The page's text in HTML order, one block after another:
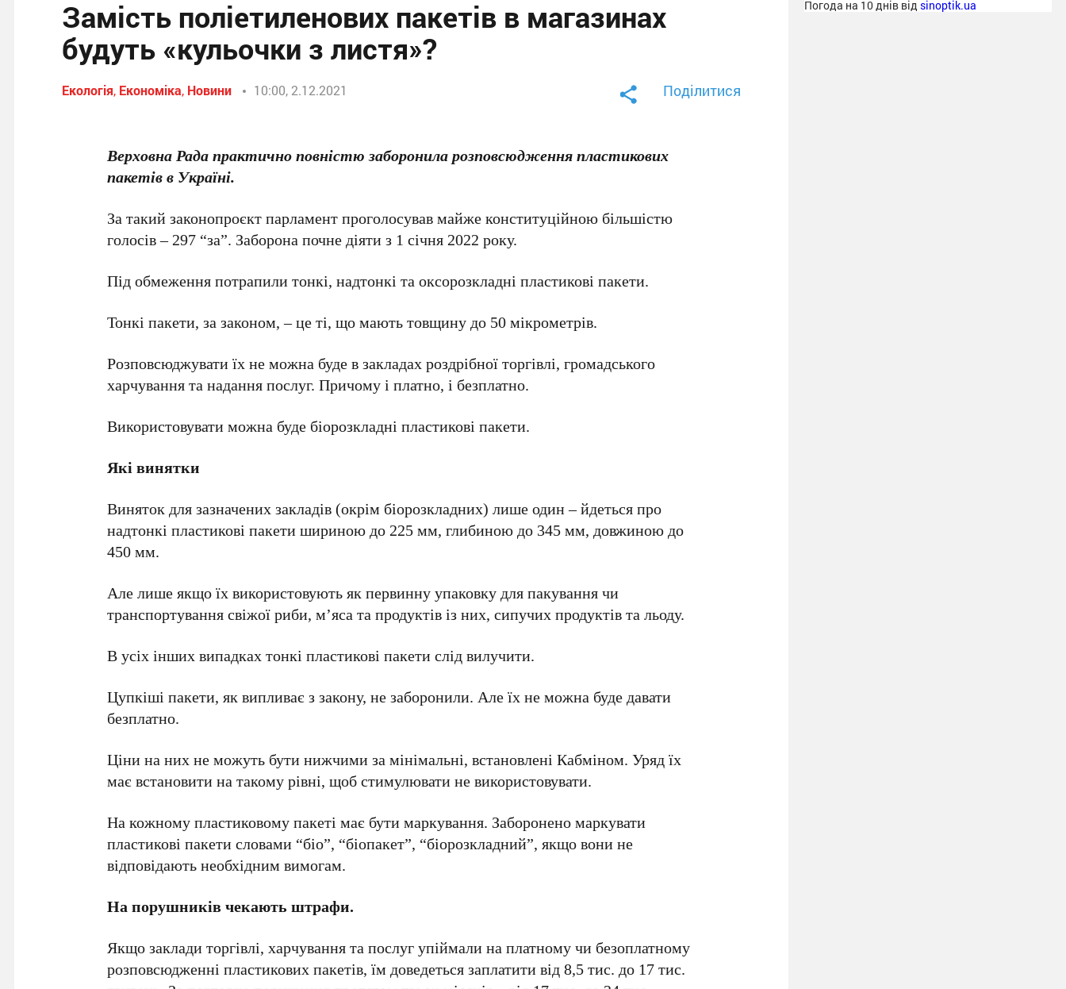
Замість поліетиленових пакетів в магазинах
будуть «кульочки з листя»?
Екологія, Економіка, Новини 10:00, 2.12.2021 Поділитися
Верховна Рада практично повністю заборонила розповсюдження пластикових
пакетів в Україні.
За такий законопроєкт парламент проголосував майже конституційною більшістю
голосів – 297 “за”. Заборона почне діяти з 1 січня 2022 року.
Під обмеження потрапили тонкі, надтонкі та оксорозкладні пластикові пакети.
Тонкі пакети, за законом, – це ті, що мають товщину до 50 мікрометрів.
Розповсюджувати їх не можна буде в закладах роздрібної торгівлі, громадського
харчування та надання послуг. Причому і платно, і безплатно.
Використовувати можна буде біорозкладні пластикові пакети.
Які винятки
Виняток для зазначених закладів (окрім біорозкладних) лише один – йдеться про
надтонкі пластикові пакети шириною до 225 мм, глибиною до 345 мм, довжиною до
450 мм.
Але лише якщо їх використовують як первинну упаковку для пакування чи
транспортування свіжої риби, м’яса та продуктів із них, сипучих продуктів та льоду.
В усіх інших випадках тонкі пластикові пакети слід вилучити.
Цупкіші пакети, як випливає з закону, не заборонили. Але їх не можна буде давати
безплатно.
Ціни на них не можуть бути нижчими за мінімальні, встановлені Кабміном. Уряд їх
має встановити на такому рівні, щоб стимулювати не використовувати.
На кожному пластиковому пакеті має бути маркування. Заборонено маркувати
пластикові пакети словами “біо”, “біопакет”, “біорозкладний”, якщо вони не
відповідають необхідним вимогам.
На порушників чекають штрафи.
Якщо заклади торгівлі, харчування та послуг упіймали на платному чи безоплатному
розповсюдженні пластикових пакетів, їм доведеться заплатити від 8,5 тис. до 17 тис.
Погода на 10 днів від sinoptik.ua